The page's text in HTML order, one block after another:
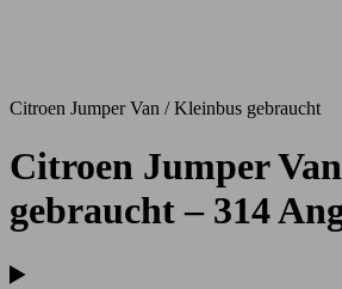
Citroen Jumper Van / Kleinbus gebraucht
Citroen Jumper
gebraucht – 314